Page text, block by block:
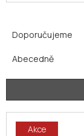
a
e
n
p
Doporučujeme
Abecedně
V
Akce